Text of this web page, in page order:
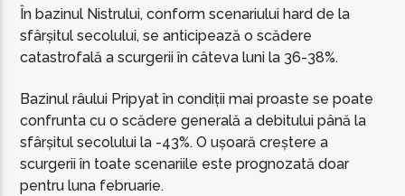
În bazinul Nistrului, conform scenariului hard de la
sfârșitul secolului, se anticipează o scădere
catastrofală a scurgerii în câteva luni la 36-38%.
Bazinul râului Pripyat în condiții mai proaste se poate
confrunta cu o scădere generală a debitului până la
sfârșitul secolului la -43%. O ușoară creștere a
scurgerii în toate scenariile este prognozată doar
pentru luna februarie.